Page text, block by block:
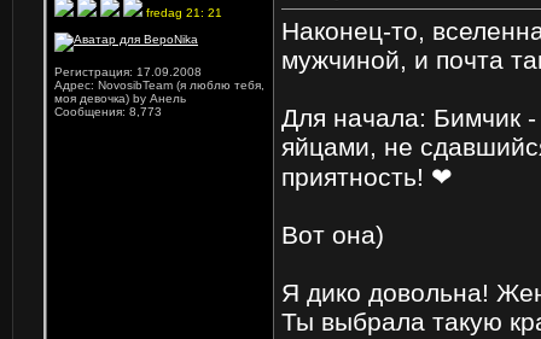
fredag 21: 21
Регистрация: 17.09.2008
Адрес: NovosibTeam (я люблю тебя,
моя девочка) by Анель
Сообщения: 8,773
Наконец-то,
мужчиной, и почта
Для начала: Бимчик
яйцами, не
приятность! ❤
Вот она)
Я дико довольна!
Ты выбрала такую